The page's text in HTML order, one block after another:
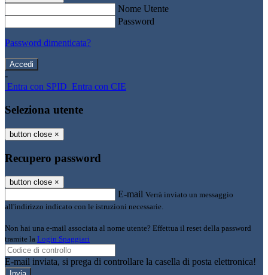
Nome Utente
Password
Password dimenticata?
-
Entra con SPID Entra con CIE
Seleziona utente
button close ×
Recupero password
button close ×
E-mail Verrà inviato un messaggio
all'indirizzo indicato con le istruzioni necessarie.
Non hai una e-mail associata al nome utente? Effettua il reset della password
tramite la Login Spaggiari
E-mail inviata, si prega di controllare la casella di posta elettronica!